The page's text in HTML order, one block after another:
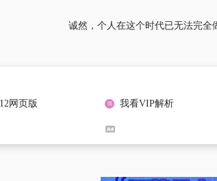
诚然，个人在这个时代已无法完全
网页版 我看VIP解析